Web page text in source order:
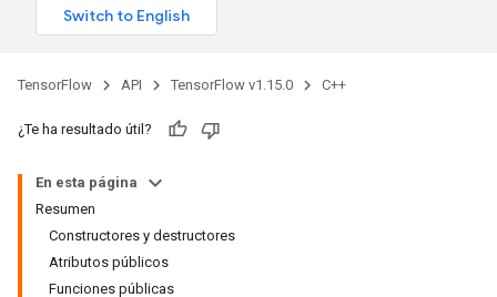
TensorFlow API TensorFlow v1.15.0 C++
¿Te ha resultado útil?
En esta página
Resumen
Constructores y destructores
Atributos públicos
Funciones públicas